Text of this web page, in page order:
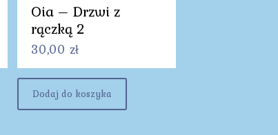
Oia – Drzwi z
rączką 2
30,00 zł
Dodaj do koszyka